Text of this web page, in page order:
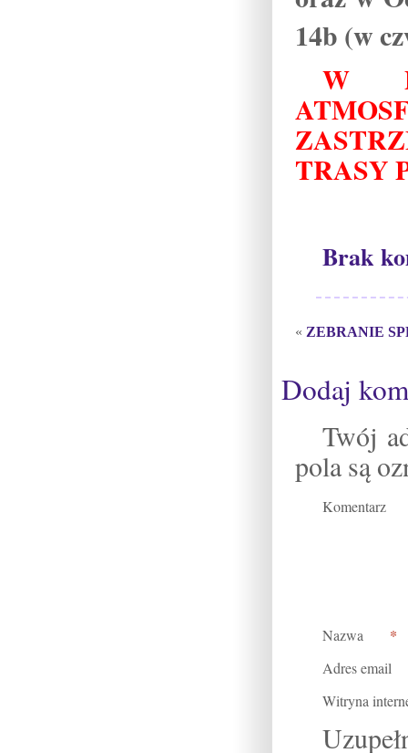
14b (w
W
TRASY
Brak
« ZEBRANIE
Dodaj
Twój
pola są
Komentarz
Nazwa *
Adres email
Witryna